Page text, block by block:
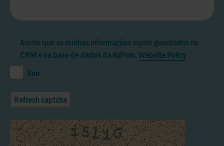
Aceito que as minhas informações sejam guardados no
CRM e na base de dados da AxFlow.Website Policy
Sim
Refresh captcha